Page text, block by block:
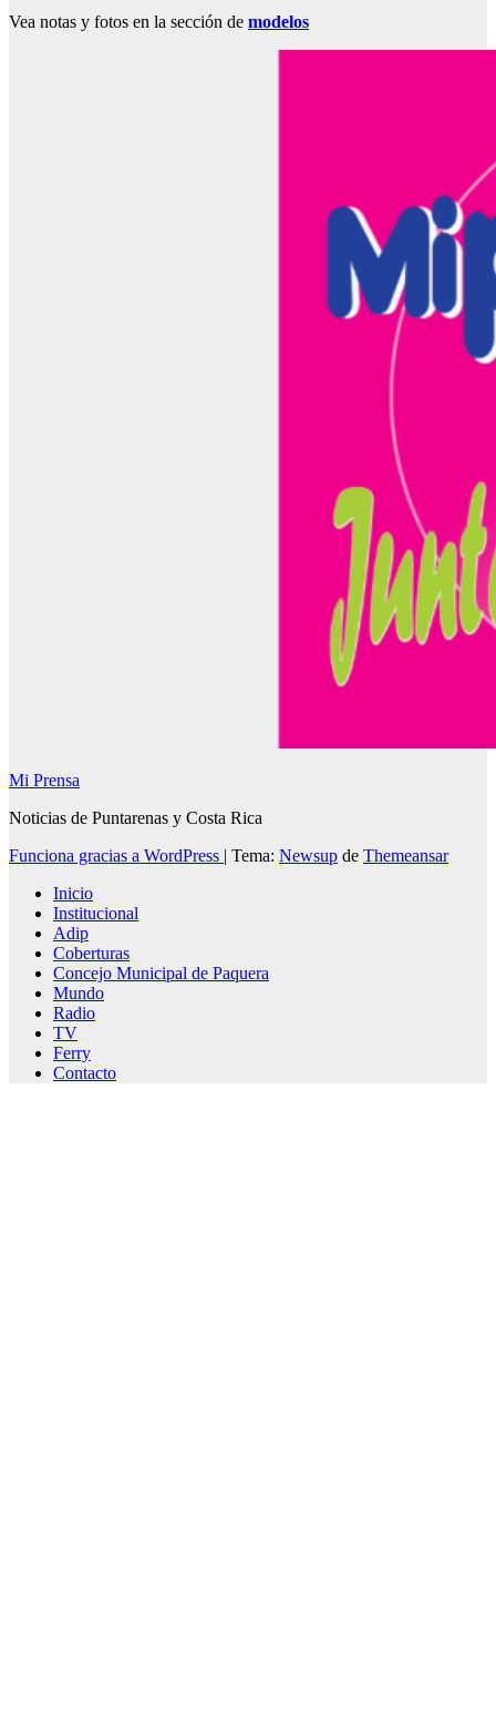
Vea notas y fotos en la sección de modelos
Mi Prensa
Noticias de Puntarenas y Costa Rica
Funciona gracias a WordPress | Tema: Newsup de Themeansar
Inicio
Institucional
Adip
Coberturas
Concejo Municipal de Paquera
Mundo
Radio
TV
Ferry
Contacto